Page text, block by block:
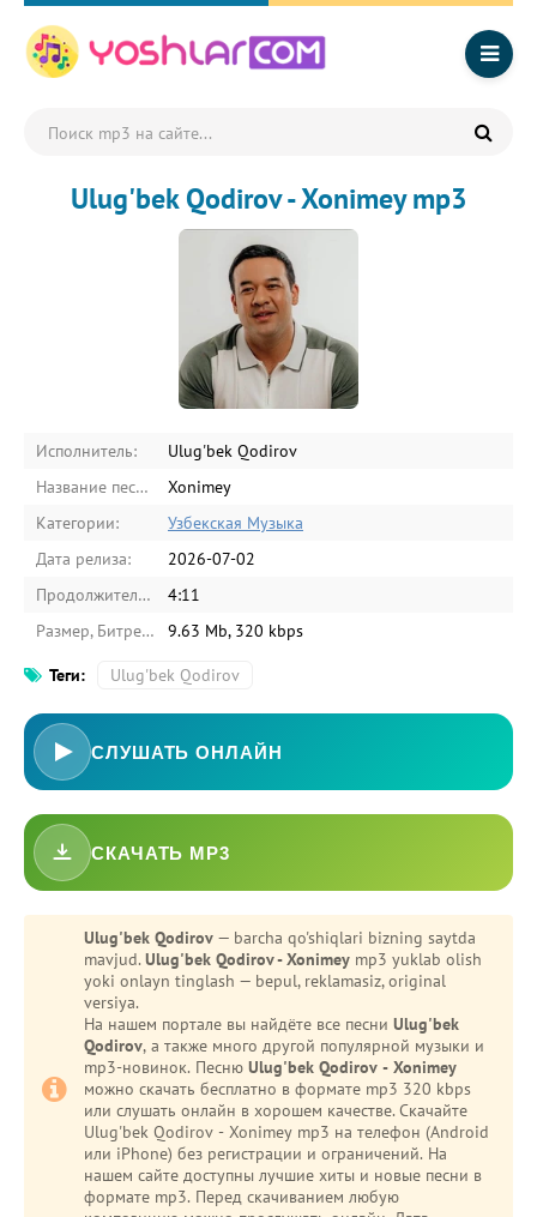
Ulug'bek Qodirov - Xonimey mp3
Исполнитель:
Ulug'bek Qodirov
Название песни:
Xonimey
Категории:
Узбекская Музыка
Дата релиза:
2026-07-02
Продолжительность:
4:11
Размер, Битрейт:
9.63 Mb, 320 kbps
Теги: Ulug'bek Qodirov
СЛУШАТЬ ОНЛАЙН
СКАЧАТЬ MP3
Ulug'bek Qodirov — barcha qo'shiqlari bizning saytda
mavjud. Ulug'bek Qodirov - Xonimey mp3 yuklab olish
yoki onlayn tinglash — bepul, reklamasiz, original
versiya.
На нашем портале вы найдёте все песни Ulug'bek
Qodirov, а также много другой популярной музыки и
mp3-новинок. Песню Ulug'bek Qodirov - Xonimey
можно скачать бесплатно в формате mp3 320 kbps
или слушать онлайн в хорошем качестве. Скачайте
Ulug'bek Qodirov - Xonimey mp3 на телефон (Android
или iPhone) без регистрации и ограничений. На
нашем сайте доступны лучшие хиты и новые песни в
формате mp3. Перед скачиванием любую